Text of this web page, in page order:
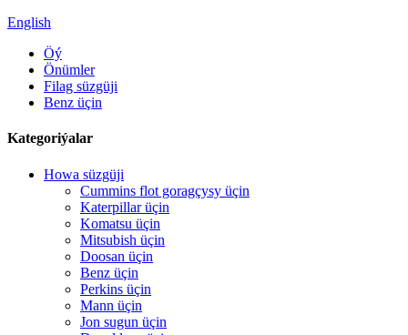
English
Öý
Önümler
Filag süzgüji
Benz üçin
Kategoriýalar
Howa süzgüji
Cummins flot goragçysy üçin
Katerpillar üçin
Komatsu üçin
Mitsubish üçin
Doosan üçin
Benz üçin
Perkins üçin
Mann üçin
Jon sugun üçin